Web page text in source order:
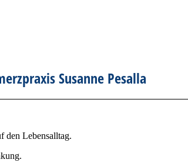
Susanne Pesalla
den Lebensalltag.